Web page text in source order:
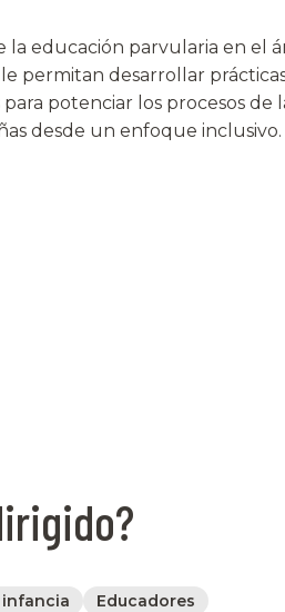
la educación parvularia en el
permitan desarrollar
potenciar los procesos de
desde un enfoque inclusivo.
Educadores